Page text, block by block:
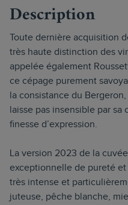
Description
Toute dernière acquisition
très haute distinction des
appelée également
ce cépage purement
la consistance du
laisse pas insensible par
finesse d’expression.
La version 2023 de la
exceptionnelle de pureté
très intense et
juteuse, pêche blanche,